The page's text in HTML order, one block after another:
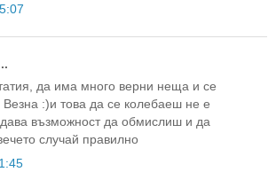
да има много верни неща и се
:)и това да се колебаеш не е
възможност да обмислиш и да
случай правилно